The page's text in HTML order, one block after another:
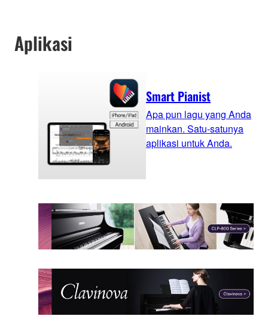
Aplikasi
Smart Pianist
Apa pun lagu yang Anda
mainkan. Satu-satunya
aplikasi untuk Anda.